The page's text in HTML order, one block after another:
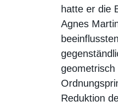
hatte er die
Agnes
Reduktion